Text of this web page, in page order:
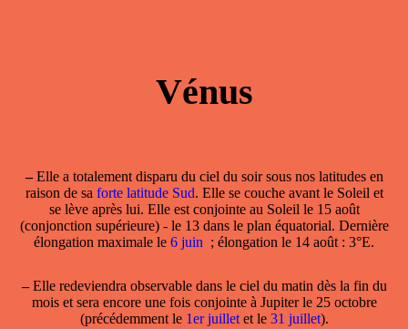
Vénus
–Elle a totalement disparu du ciel du soir sous nos latitudes en
raison de sa forte latitude Sud. Elle se couche avant le Soleil et
se lève après lui. Elle est conjointe au Soleil le 15 août
(conjonction supérieure) - le 13 dans le plan équatorial. Dernière
élongation maximale le 6 juin ; élongation le 14 août : 3°E.
–Elle redeviendra observable dans le ciel du matin dès la fin du
mois et sera encore une fois conjointe à Jupiter le 25 octobre
(précédemment le 1er juillet et le 31 juillet).